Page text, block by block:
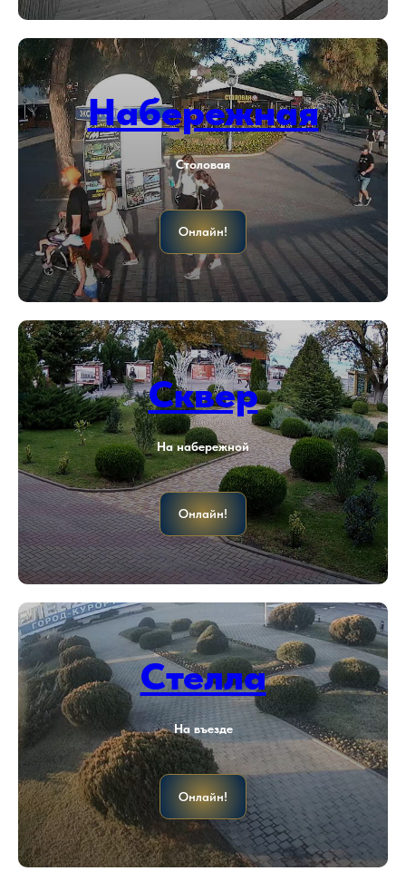
Набережная
Столовая
Онлайн!
Сквер
На набережной
Онлайн!
Стелла
На въезде
Онлайн!